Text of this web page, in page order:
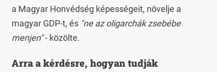
a Magyar Honvédség képességeit, növelje a
magyar GDP-t, és "ne az oligarchák zsebébe
menjen"- közölte.
Arra a kérdésre, hogyan tudják